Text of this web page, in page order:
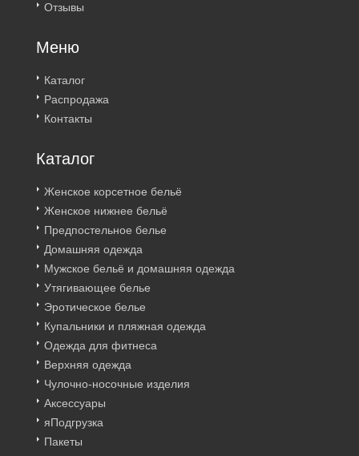
Отзывы
Меню
Каталог
Распродажа
Контакты
Каталог
Женское корсетное бельё
Женское нижнее бельё
Предпостельное белье
Домашняя одежда
Мужское бельё и домашняя одежда
Утягивающее белье
Эротическое белье
Купальники и пляжная одежда
Одежда для фитнеса
Верхняя одежда
Чулочно-носочные изделия
Аксессуары
яПодгрузка
Пакеты